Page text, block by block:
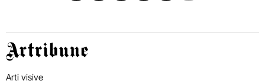
Artribune
Arti visive